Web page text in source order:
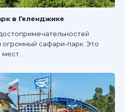
в Геленджике
огромный сафари-парк. Это
мест...